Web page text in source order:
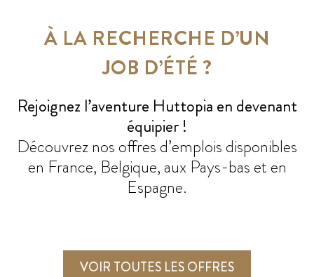
À LA RECHERCHE D’UN
JOB D’ÉTÉ ?
Rejoignez l’aventure Huttopia en devenant
équipier !
Découvrez nos offres d’emplois disponibles
en France, Belgique, aux Pays-bas et en
Espagne.
VOIR TOUTES LES OFFRES